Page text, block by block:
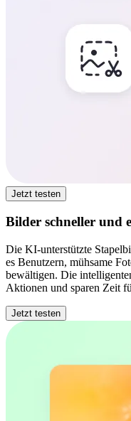
Jetzt testen
Bilder schneller und
Die KI-unterstützte
es Benutzern, mühsame
bewältigen. Die
Aktionen und sparen Zeit
Jetzt testen